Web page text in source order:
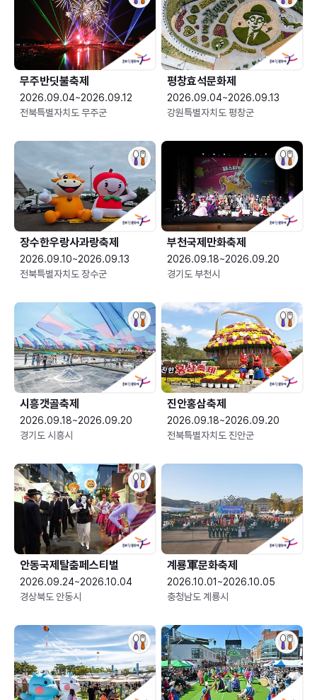
무주반딧불축제
2026.09.04~2026.09.12
전북특별자치도 무주군
평창효석문화제
2026.09.04~2026.09.13
강원특별자치도 평창군
장수한우랑사과랑축제
2026.09.10~2026.09.13
전북특별자치도 장수군
부천국제만화축제
2026.09.18~2026.09.20
경기도 부천시
시흥갯골축제
2026.09.18~2026.09.20
경기도 시흥시
진안홍삼축제
2026.09.18~2026.09.20
전북특별자치도 진안군
안동국제탈춤페스티벌
2026.09.24~2026.10.04
경상북도 안동시
2026.10.01~2026.10.05
충청남도 계룡시